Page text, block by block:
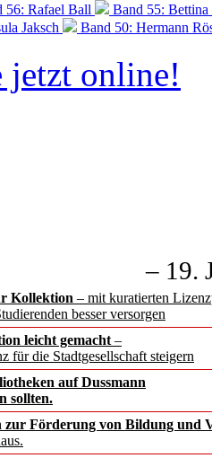
56: Rafael Ball
Band 55:
Jaksch Band 50: Hermann
jetzt online!
Kollektion – mit kuratierten
besser versorgen
leicht gemacht –
für die Stadtgesellschaft steigern
auf Dussmann
sollten.
zur Förderung von Bildung und
– 19.
50
(BAK)